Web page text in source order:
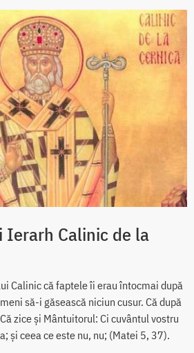
Calinic de la
Calinic că faptele îi erau întocmai după
să-i găsească niciun cusur. Că după
zice și Mântuitorul: Ci cuvântul vostru
și ceea ce este nu, nu;​ (Matei 5, 37).